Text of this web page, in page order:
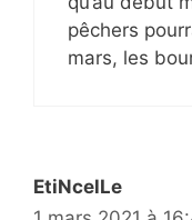
pêchers
mars, les
EtiNcelLe